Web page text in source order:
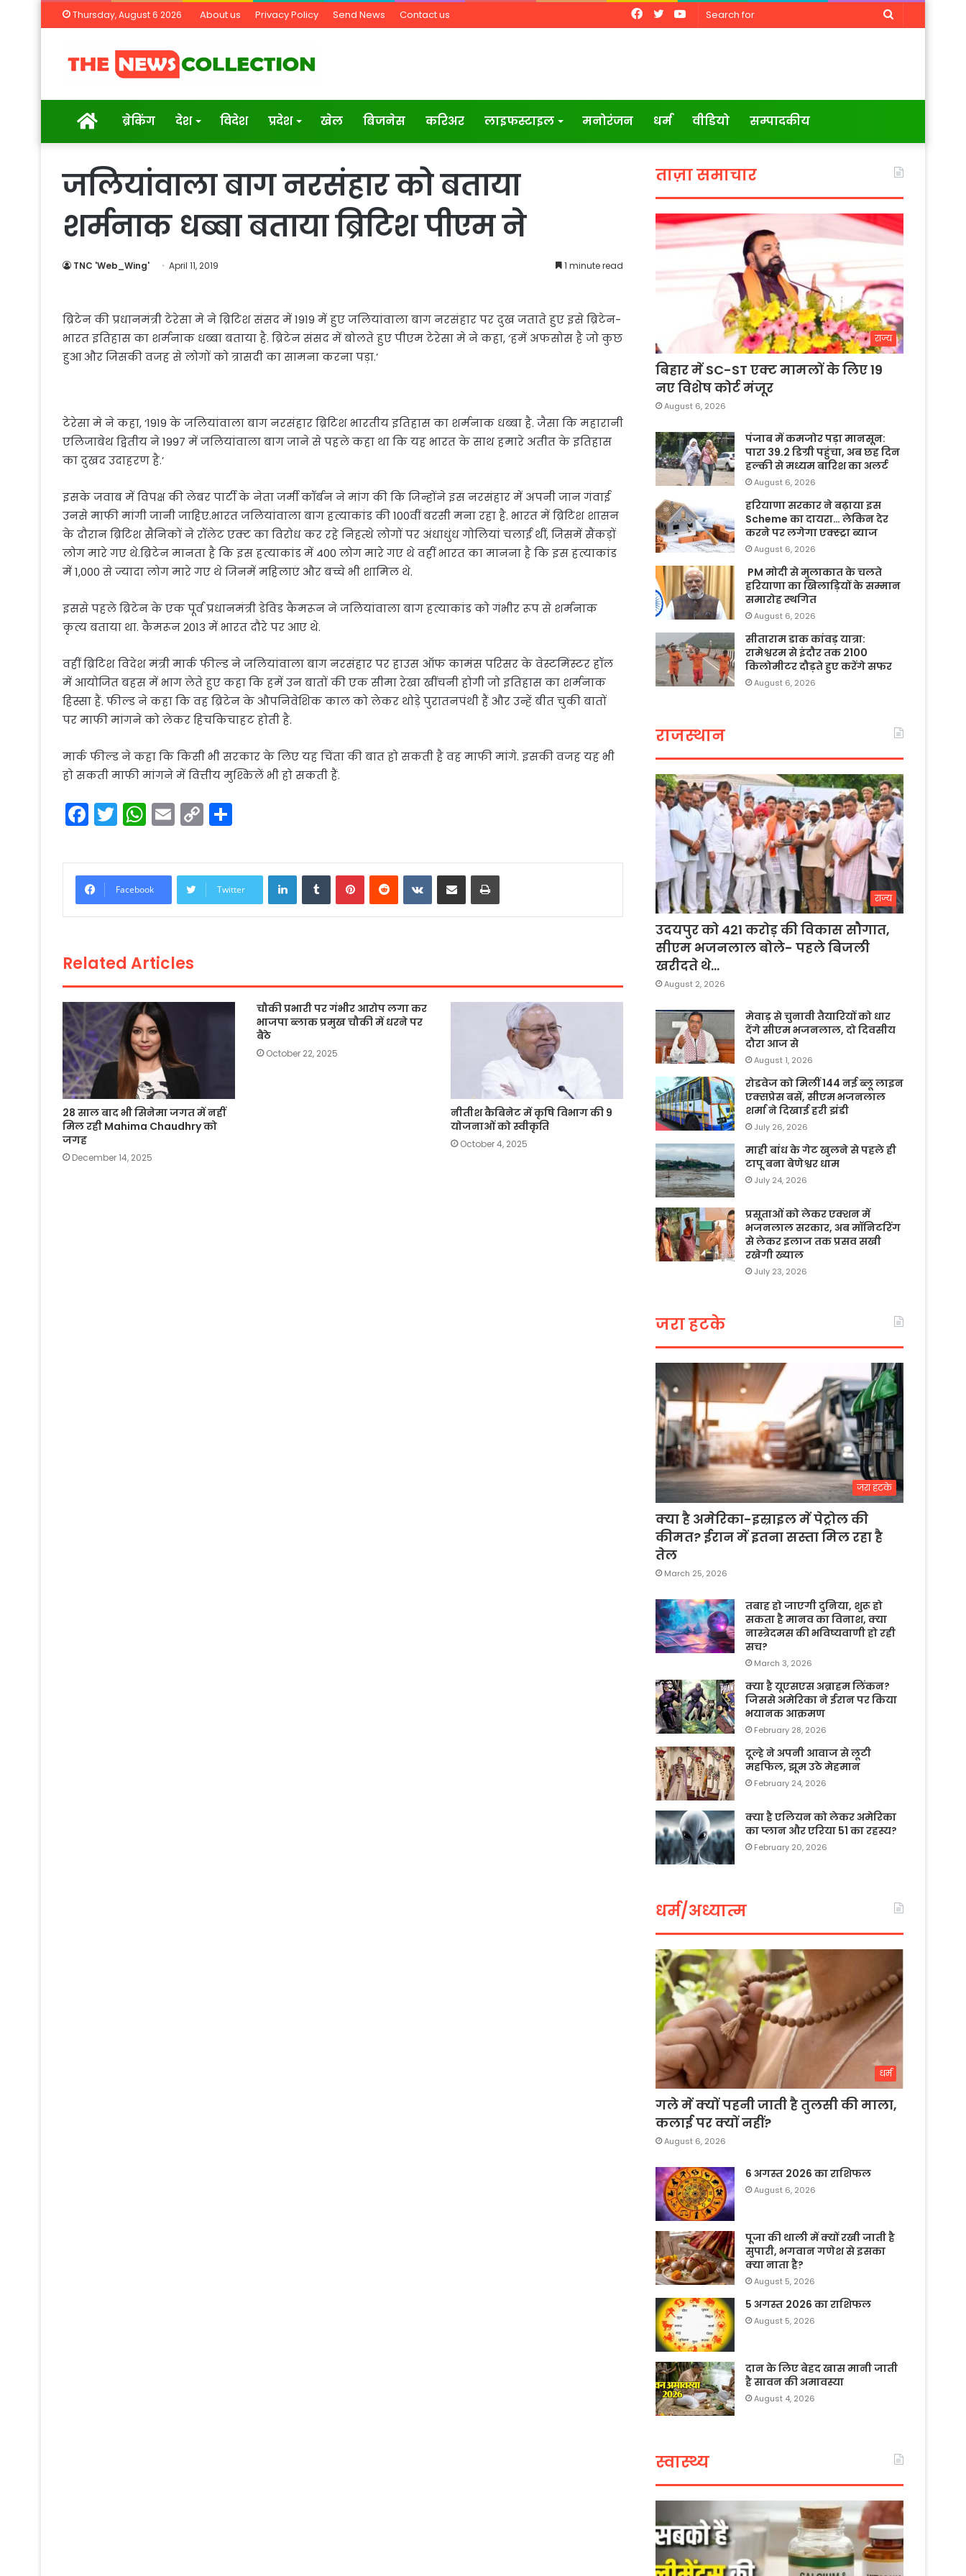
Thursday, August 6 2026 About us Privacy Policy Send News Contact us
Search
YouTube
Twitter
Facebook
Homeब्रेकिंग देश विदेश प्रदेश खेल बिजनेस करिअर लाइफस्टाइल मनोरंजन धर्म वीडियो सम्पादकीय
जलियांवाला बाग नरसंहार को बताया
शर्मनाक धब्बा बताया ब्रिटिश पीएम ने
TNC 'Web_Wing' April 11, 2019 1 minute read
ब्रिटेन की प्रधानमंत्री टेरेसा मे ने ब्रिटिश संसद में 1919 में हुए जलियांवाला बाग नरसंहार पर दुख जताते हुए इसे ब्रिटेन-
भारत इतिहास का शर्मनाक धब्बा बताया है. ब्रिटेन संसद में बोलते हुए पीएम टेरेसा मे ने कहा, ‘हमें अफसोस है जो कुछ
हुआ और जिसकी वजह से लोगों को त्रासदी का सामना करना पड़ा.’
टेरेसा मे ने कहा, ‘1919 के जलियांवाला बाग नरसंहार ब्रिटिश भारतीय इतिहास का शर्मनाक धब्बा है. जैसा कि महारानी
एलिजाबेथ द्वितीय ने 1997 में जलियांवाला बाग जाने से पहले कहा था कि यह भारत के साथ हमारे अतीत के इतिहास
का दुखद उदाहरण है.’
इसके जवाब में विपक्ष की लेबर पार्टी के नेता जर्मी कॉर्बन ने मांग की कि जिन्होंने इस नरसंहार में अपनी जान गंवाई
उनसे माफी मांगी जानी जाहिए.भारत जलियांवाला बाग हत्याकांड की 100वीं बरसी मना रहा है. भारत में ब्रिटिश शासन
के दौरान ब्रिटिश सैनिकों ने रॉलेट एक्ट का विरोध कर रहे निहत्थे लोगों पर अंधाधुंध गोलियां चलाई थीं, जिसमें सैंकड़ों
लोग मारे गए थे.ब्रिटेन मानता है कि इस हत्याकांड में 400 लोग मारे गए थे वहीं भारत का मानना है कि इस हत्याकांड
में 1,000 से ज्यादा लोग मारे गए थे जिनमें महिलाएं और बच्चे भी शामिल थे.
इससे पहले ब्रिटेन के एक पूर्व प्रधानमंत्री डेविड कैमरून ने जलियांवाला बाग हत्याकांड को गंभीर रूप से शर्मनाक
कृत्य बताया था. कैमरून 2013 में भारत दौरे पर आए थे.
वहीं ब्रिटिश विदेश मंत्री मार्क फील्ड ने जलियांवाला बाग नरसंहार पर हाउस ऑफ कामंस परिसर के वेस्टमिंस्टर हॉल
में आयोजित बहस में भाग लेते हुए कहा कि हमें उन बातों की एक सीमा रेखा खींचनी होगी जो इतिहास का शर्मनाक
हिस्सा हैं. फील्ड ने कहा कि वह ब्रिटेन के औपनिवेशिक काल को लेकर थोड़े पुरातनपंथी हैं और उन्हें बीत चुकी बातों
पर माफी मांगने को लेकर हिचकिचाहट होती है.
मार्क फील्ड ने कहा कि किसी भी सरकार के लिए यह चिंता की बात हो सकती है वह माफी मांगे. इसकी वजह यह भी
हो सकती माफी मांगने में वित्तीय मुश्किलें भी हो सकती हैं.
F
a
c
e
b
o
k
T
w
itt
er
W
h
a
ts
A
p
E
m
ai
l
C
o
p
y
Li
ar
e
Facebook Twitter
LinkedInTumblrPinterestReddit VKontakte
Share via Email Print
Related Articles
28 साल बाद भी सिनेमा जगत में नहीं
मिल रही Mahima Chaudhry को
जगह
December 14, 2025
चौकी प्रभारी पर गंभीर आरोप लगा कर
भाजपा ब्लाक प्रमुख चौकी में धरने पर
बैठे
October 22, 2025
नीतीश कैबिनेट में कृषि विभाग की 9
योजनाओं को स्वीकृति
October 4, 2025
ताज़ा समाचार
राज्य
बिहार में SC-ST एक्ट मामलों के लिए 19
नए विशेष कोर्ट मंजूर
August 6, 2026
पंजाब में कमजोर पड़ा मानसून:
पारा 39.2 डिग्री पहुंचा, अब छह दिन
हल्की से मध्यम बारिश का अलर्ट
August 6, 2026
हरियाणा सरकार ने बढ़ाया इस
Scheme का दायरा… लेकिन देर
करने पर लगेगा एक्स्ट्रा ब्याज
August 6, 2026
PM मोदी से मुलाकात के चलते
हरियाणा का खिलाड़ियों के सम्मान
समारोह स्थगित
August 6, 2026
सीताराम डाक कांवड़ यात्रा:
रामेश्वरम से इंदौर तक 2100
किलोमीटर दौड़ते हुए करेंगे सफर
August 6, 2026
राजस्थान
राज्य
उदयपुर को 421 करोड़ की विकास सौगात,
सीएम भजनलाल बोले- पहले बिजली
खरीदते थे…
August 2, 2026
मेवाड़ से चुनावी तैयारियों को धार
देंगे सीएम भजनलाल, दो दिवसीय
दौरा आज से
August 1, 2026
रोडवेज को मिलीं 144 नई ब्लू लाइन
एक्सप्रेस बसें, सीएम भजनलाल
शर्मा ने दिखाई हरी झंडी
July 26, 2026
माही बांध के गेट खुलने से पहले ही
टापू बना बेणेश्वर धाम
July 24, 2026
प्रसूताओं को लेकर एक्शन में
भजनलाल सरकार, अब मॉनिटरिंग
से लेकर इलाज तक प्रसव सखी
रखेगी ख्याल
July 23, 2026
जरा हटके
जरा हटके
क्या है अमेरिका-इस्राइल में पेट्रोल की
कीमत? ईरान में इतना सस्ता मिल रहा है
तेल
March 25, 2026
तबाह हो जाएगी दुनिया, शुरू हो
सकता है मानव का विनाश, क्या
नास्त्रेदमस की भविष्यवाणी हो रही
सच?
March 3, 2026
क्या है यूएसएस अब्राहम लिंकन?
जिससे अमेरिका ने ईरान पर किया
भयानक आक्रमण
February 28, 2026
दूल्हे ने अपनी आवाज से लूटी
महफिल, झूम उठे मेहमान
February 24, 2026
क्या है एलियन को लेकर अमेरिका
का प्लान और एरिया 51 का रहस्य?
February 20, 2026
धर्म/अध्यात्म
धर्म
गले में क्यों पहनी जाती है तुलसी की माला,
कलाई पर क्यों नहीं?
August 6, 2026
6 अगस्त 2026 का राशिफल
August 6, 2026
पूजा की थाली में क्यों रखी जाती है
सुपारी, भगवान गणेश से इसका
क्या नाता है?
August 5, 2026
5 अगस्त 2026 का राशिफल
August 5, 2026
दान के लिए बेहद खास मानी जाती
है सावन की अमावस्या
August 4, 2026
स्वास्थ्य